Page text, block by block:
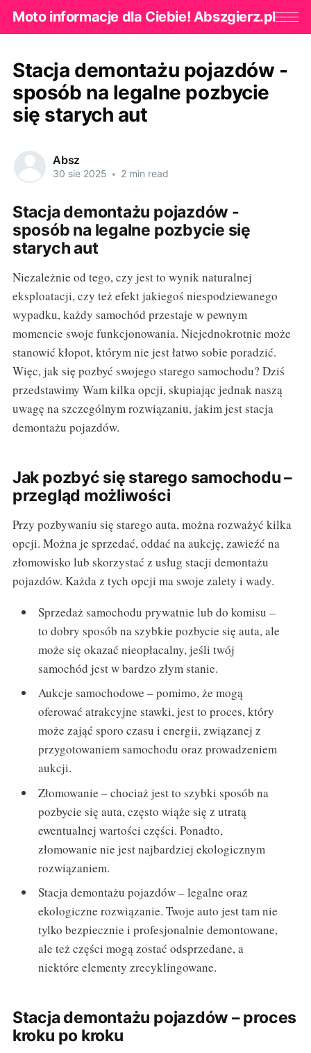
Moto informacje dla Ciebie! Abszgierz.pl
Stacja demontażu pojazdów -
sposób na legalne pozbycie
się starych aut
Absz
30 sie 2025 • 2 min read
Stacja demontażu pojazdów -
sposób na legalne pozbycie się
starych aut
Niezależnie od tego, czy jest to wynik naturalnej
eksploatacji, czy też efekt jakiegoś niespodziewanego
wypadku, każdy samochód przestaje w pewnym
momencie swoje funkcjonowania. Niejednokrotnie może
stanowić kłopot, którym nie jest łatwo sobie poradzić.
Więc, jak się pozbyć swojego starego samochodu? Dziś
przedstawimy Wam kilka opcji, skupiając jednak naszą
uwagę na szczególnym rozwiązaniu, jakim jest stacja
demontażu pojazdów.
Jak pozbyć się starego samochodu –
przegląd możliwości
Przy pozbywaniu się starego auta, można rozważyć kilka
opcji. Można je sprzedać, oddać na aukcję, zawieźć na
złomowisko lub skorzystać z usług stacji demontażu
pojazdów. Każda z tych opcji ma swoje zalety i wady.
Sprzedaż samochodu prywatnie lub do komisu –
to dobry sposób na szybkie pozbycie się auta, ale
może się okazać nieopłacalny, jeśli twój
samochód jest w bardzo złym stanie.
Aukcje samochodowe – pomimo, że mogą
oferować atrakcyjne stawki, jest to proces, który
może zająć sporo czasu i energii, związanej z
przygotowaniem samochodu oraz prowadzeniem
aukcji.
Złomowanie – chociaż jest to szybki sposób na
pozbycie się auta, często wiąże się z utratą
ewentualnej wartości części. Ponadto,
złomowanie nie jest najbardziej ekologicznym
rozwiązaniem.
Stacja demontażu pojazdów – legalne oraz
ekologiczne rozwiązanie. Twoje auto jest tam nie
tylko bezpiecznie i profesjonalnie demontowane,
ale też części mogą zostać odsprzedane, a
niektóre elementy zrecyklingowane.
Stacja demontażu pojazdów – proces
kroku po kroku